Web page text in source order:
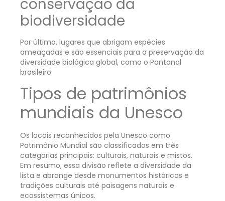
conservação da
biodiversidade
Por último, lugares que abrigam espécies
ameaçadas e são essenciais para a preservação da
diversidade biológica global, como o Pantanal
brasileiro.
Tipos de patrimônios
mundiais da Unesco
Os locais reconhecidos pela Unesco como
Patrimônio Mundial são classificados em três
categorias principais: culturais, naturais e mistos.
Em resumo, essa divisão reflete a diversidade da
lista e abrange desde monumentos históricos e
tradições culturais até paisagens naturais e
ecossistemas únicos.